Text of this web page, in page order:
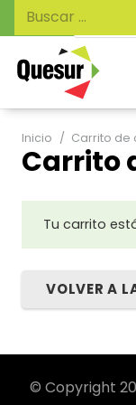
de
Buscar:
Inicio / Carrito de
Carrito
Tu carrito
VOLVER A
© Copyright